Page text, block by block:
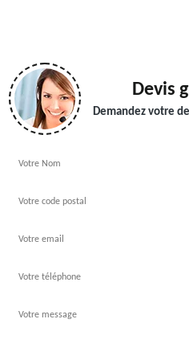
Devis
Demandez votre